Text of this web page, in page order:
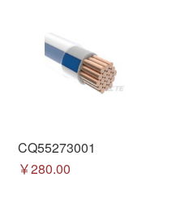
CQ55273001
￥280.00